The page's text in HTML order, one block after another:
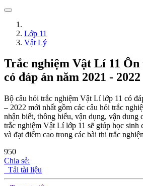
Lớp 11
Vật Lý
Trắc nghiệm Vật Lí 11 Ôn
có đáp án năm 2021 - 2022
Bộ câu hỏi trắc nghiệm Vật Lí lớp 11 có
– 2022 mới nhất gồm các câu hỏi trắc
nhận biết, thông hiểu, vận dụng, vận dung
trắc nghiệm Vật Lí lớp 11 sẽ giúp học sinh
và đạt điểm cao trong các bài thi trắc
950
Chia sẻ:
Tải tài liệu